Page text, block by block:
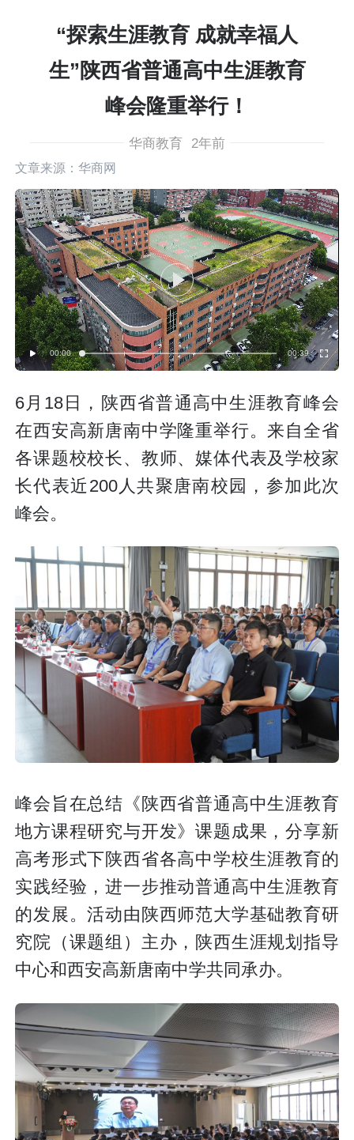
“探索生涯教育 成就幸福人
生”陕西省普通高中生涯教育
峰会隆重举行！
华商教育 2年前
文章来源：华商网
00:00 00:39
6月18日，陕西省普通高中生涯教育峰会
在西安高新唐南中学隆重举行。来自全省
各课题校校长、教师、媒体代表及学校家
长代表近200人共聚唐南校园，参加此次
峰会。
峰会旨在总结《陕西省普通高中生涯教育
地方课程研究与开发》课题成果，分享新
高考形式下陕西省各高中学校生涯教育的
实践经验，进一步推动普通高中生涯教育
的发展。活动由陕西师范大学基础教育研
究院（课题组）主办，陕西生涯规划指导
中心和西安高新唐南中学共同承办。